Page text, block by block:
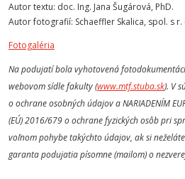
Autor textu: doc. Ing. Jana Šugárová, PhD.
Autor fotografií: Schaeffler Skalica, spol. s r.
Fotogaléria
Na podujatí bola vyhotovená
webovom sídle fakulty (www.mtf.stuba.sk). V
o ochrane osobných údajov a NARIADENÍM
(EÚ) 2016/679 o ochrane fyzických osôb pri
voľnom pohybe takýchto údajov, ak si
garanta podujatia písomne (mailom) o